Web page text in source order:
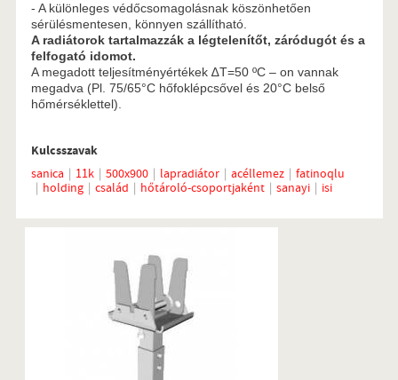
- A különleges védőcsomagolásnak köszönhetően
sérülésmentesen, könnyen szállítható.
A radiátorok tartalmazzák a légtelenítőt, záródugót és a
felfogató idomot.
A megadott teljesítményértékek ∆T=50 ºC – on vannak
megadva (Pl. 75/65°C hőfoklépcsővel és 20°C belső
hőmérséklettel).
Kulcsszavak
sanica
11k 500x900 lapradiátor acéllemez fatinoqlu
holding család hőtároló-csoportjaként sanayi isi